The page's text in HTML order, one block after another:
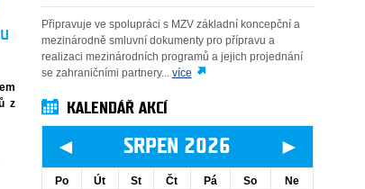
z
Připravuje ve spolupráci s MZV základní koncepční a
mezinárodně smluvní dokumenty pro přípravu a
realizaci mezinárodních programů a jejich projednání
se zahraničními partnery... více
KALENDÁŘ AKCÍ
◄ SRPEN 2026 ►
Po Út St Čt Pá So Ne